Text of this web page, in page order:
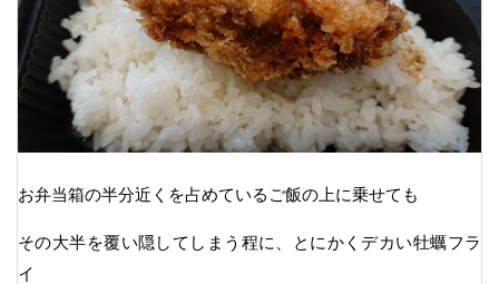
お弁当箱の半分近くを占めているご飯の上に乗せても
その大半を覆い隠してしまう程に、とにかくデカい牡蠣フラ
イ